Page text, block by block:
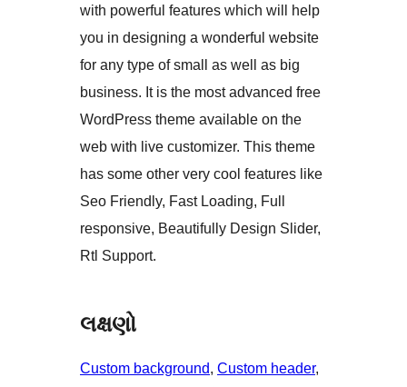
with powerful features which will help
you in designing a wonderful website
for any type of small as well as big
business. It is the most advanced free
WordPress theme available on the
web with live customizer. This theme
has some other very cool features like
Seo Friendly, Fast Loading, Full
responsive, Beautifully Design Slider,
Rtl Support.
લક્ષણો
Custom background, Custom header